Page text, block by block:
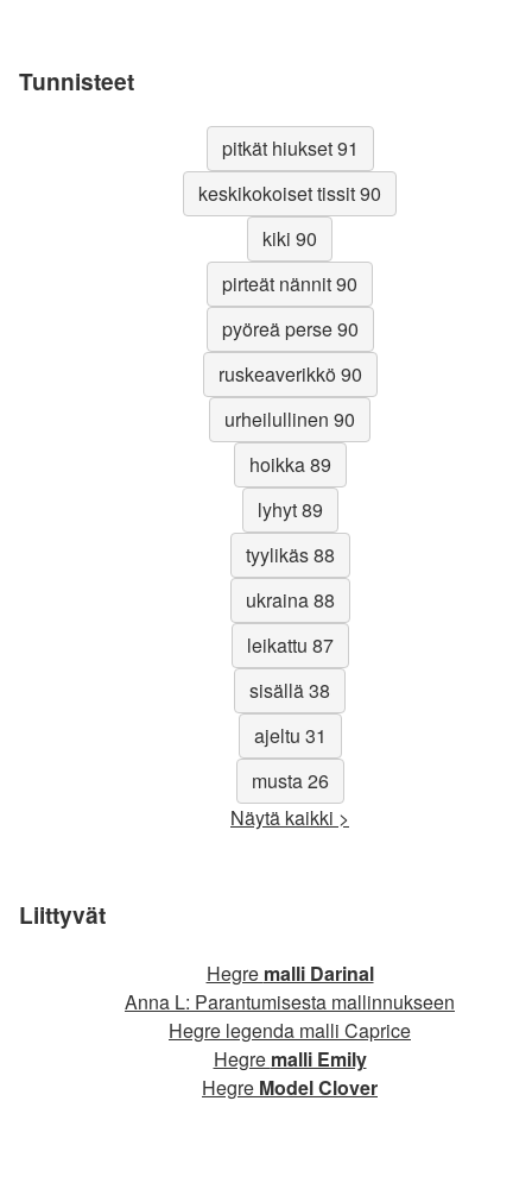
Tunnisteet
pitkät hiukset 91
keskikokoiset tissit 90
kiki 90
pirteät nännit 90
pyöreä perse 90
ruskeaverikkö 90
urheilullinen 90
hoikka 89
lyhyt 89
tyylikäs 88
ukraina 88
leikattu 87
sisällä 38
ajeltu 31
musta 26
Näytä kaikki >
Liittyvät
Hegre malli Darinal
Anna L: Parantumisesta mallinnukseen
Hegre legenda malli Caprice
Hegre malli Emily
Hegre Model Clover